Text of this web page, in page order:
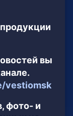
вы
vestiomsk
фото- и